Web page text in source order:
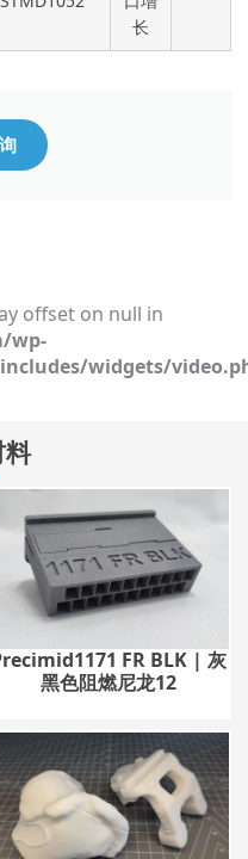
长
offset on null in
wp-
widgets/
料
FR BLK | 灰
黑色阻燃尼龙12